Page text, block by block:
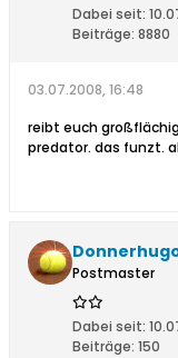
Dabei seit:
Beiträge: 8880
03.07.2008, 16:48
reibt euch
predator. das funzt.
Postmaster
Dabei seit:
Beiträge: 150